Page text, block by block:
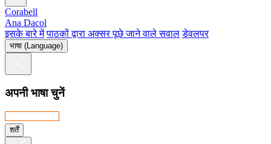
Corabell
Ana Dacol
इसके बारे में पाठकों द्वारा अक्सर पूछे जाने वाले सवाल डेवलपर
भाषा (Language)
अपनी भाषा चुनें
शर्तें